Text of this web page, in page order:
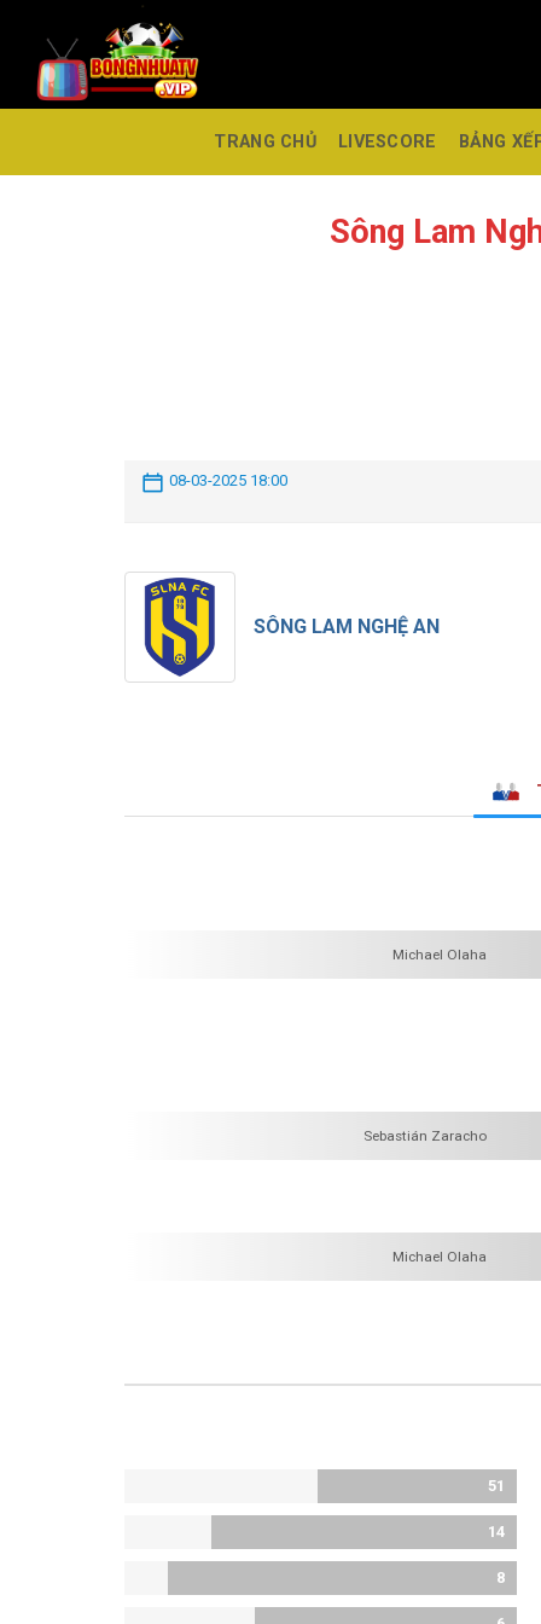
TRANG CHỦ LIVESCORE BẢNG
Sông Lam
08-03-2025 18:00
SÔNG LAM NGHỆ AN
Michael Olaha
Sebastián Zaracho
Michael Olaha
51
14
8